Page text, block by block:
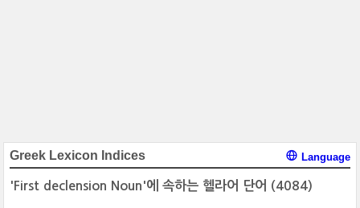
Greek Lexicon Indices Language
'First declension Noun'에 속하는 헬라어 단어 (4084)